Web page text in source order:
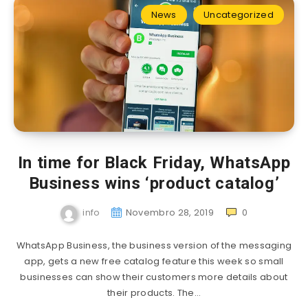
News Uncategorized
In time for Black Friday, WhatsApp
Business wins ‘product catalog’
info Novembro 28, 2019 0
WhatsApp Business, the business version of the messaging
app, gets a new free catalog feature this week so small
businesses can show their customers more details about
their products. The…